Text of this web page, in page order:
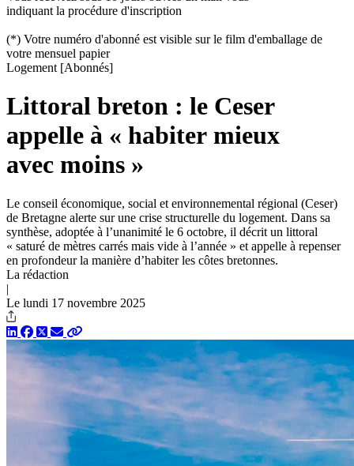
indiquant la procédure d'inscription
(*) Votre numéro d'abonné est visible sur le film d'emballage de
votre mensuel papier
Logement [Abonnés]
Littoral breton : le Ceser
appelle à « habiter mieux
avec moins »
Le conseil économique, social et environnemental régional (Ceser)
de Bretagne alerte sur une crise structurelle du logement. Dans sa
synthèse, adoptée à l’unanimité le 6 octobre, il décrit un littoral
« saturé de mètres carrés mais vide à l’année » et appelle à repenser
en profondeur la manière d’habiter les côtes bretonnes.
La rédaction
|
Le lundi 17 novembre 2025